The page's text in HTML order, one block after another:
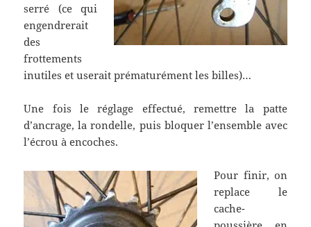
serré (ce qui
engendrerait
des
frottements
inutiles et userait prématurément les billes)…
Une fois le réglage effectué, remettre la patte
d’ancrage, la rondelle, puis bloquer l’ensemble avec
l’écrou à encoches.
Pour finir, on
replace le
cache-